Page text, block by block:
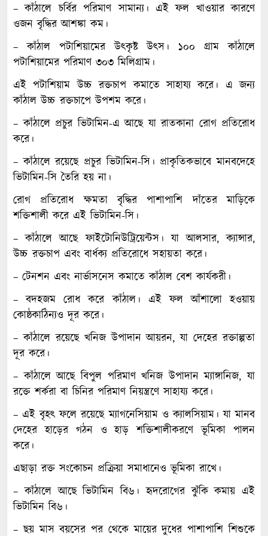
– কাঁঠালে চর্বির পরিমাণ সামান্য। এই ফল খাওয়ার কারণে
ওজন বৃদ্ধির আশঙ্কা কম।
– কাঁঠাল পটাশিয়ামের উৎকৃষ্ট উৎস। ১০০ গ্রাম কাঁঠালে
পটাশিয়ামের পরিমাণ ৩০৩ মিলিগ্রাম।
এই পটাশিয়াম উচ্চ রক্তচাপ কমাতে সাহায্য করে। এ জন্য
কাঁঠাল উচ্চ রক্তচাপে উপশম করে।
– কাঁঠালে প্রচুর ভিটামিন-এ আছে যা রাতকানা রোগ প্রতিরোধ
করে।
– কাঁঠালে রয়েছে প্রচুর ভিটামিন-সি। প্রাকৃতিকভাবে মানবদেহে
ভিটামিন-সি তৈরি হয় না।
রোগ প্রতিরোধ ক্ষমতা বৃদ্ধির পাশাপাশি দাঁতের মাড়িকে
শক্তিশালী করে এই ভিটামিন-সি।
– কাঁঠালে আছে ফাইটোনিউট্রিয়েন্টস। যা আলসার, ক্যান্সার,
উচ্চ রক্তচাপ এবং বার্ধক্য প্রতিরোধে সহায়তা করে।
– টেনশন এবং নার্ভাসনেস কমাতে কাঁঠাল বেশ কার্যকরী।
– বদহজম রোধ করে কাঁঠাল। এই ফল আঁশালো হওয়ায়
কোষ্ঠকাঠিন্যও দূর করে।
– কাঁঠালে রয়েছে খনিজ উপাদান আয়রন, যা দেহের রক্তাল্পতা
দূর করে।
– কাঁঠালে আছে বিপুল পরিমাণ খনিজ উপাদান ম্যাঙ্গানিজ, যা
রক্তে শর্করা বা চিনির পরিমাণ নিয়ন্ত্রণে সাহায্য করে।
– এই বৃহৎ ফলে রয়েছে ম্যাগনেসিয়াম ও ক্যালসিয়াম। যা মানব
দেহের হাড়ের গঠন ও হাড় শক্তিশালীকরণে ভূমিকা পালন
করে।
এছাড়া রক্ত সংকোচন প্রক্রিয়া সমাধানেও ভূমিকা রাখে।
– কাঁঠালে আছে ভিটামিন বি৬। হৃদরোগের ঝুঁকি কমায় এই
ভিটামিন বি৬।
– ছয় মাস বয়সের পর থেকে মায়ের দুধের পাশাপাশি শিশুকে